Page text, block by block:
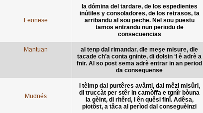
Leonese
la dómina del tardare, de los espedientes
inútiles y consoladores, de los retrasos, ta
arribandu al sou peche. Nel sou puestu
tamos entrandu nun periodu de
consecuencias
Mantuan
al tenp dal rimandar, dle meşe misure, dle
tacade ch’a conta gninte, di dolsin ‘l è adrè a
fnir. Al so post sema adrè entrar in an period
da conseguense
Mudnés
i tèimp dal purtêres avânti, dal mêzi misûri,
di truccàt per stêr in camòffa e tgnîr bòuna
la gèint, di ritêrd, i ên quêsi finî. Adêsa,
piotôst, a tâca al perìod dal conseguèinzi